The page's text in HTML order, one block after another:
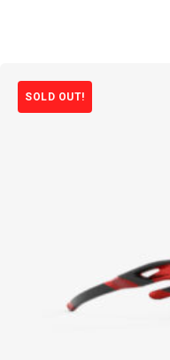
SOLD OUT!